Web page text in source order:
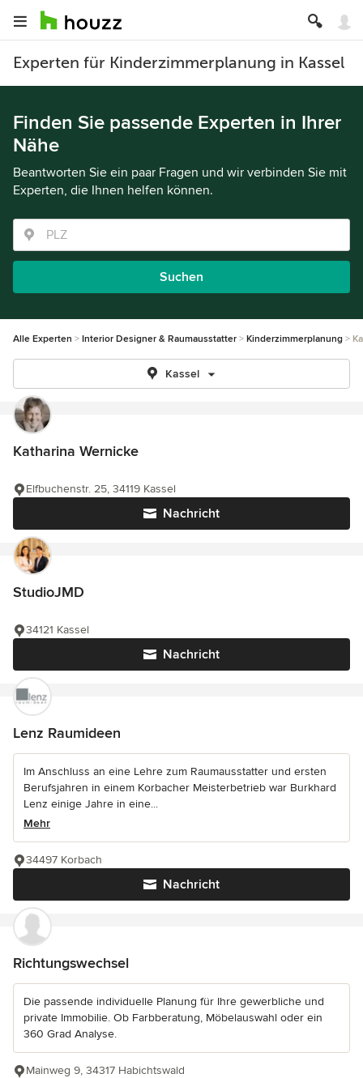
Experten für Kinderzimmerplanung in Kassel
Finden Sie passende Experten in Ihrer
Nähe
Beantworten Sie ein paar Fragen und wir verbinden Sie mit
Experten, die Ihnen helfen können.
Suchen
Alle Experten Interior Designer & Raumausstatter Kinderzimmerplanung
Kassel
Katharina Wernicke
Nachricht
Elfbuchenstr. 25, 34119 Kassel
StudioJMD
Nachricht
34121 Kassel
Lenz Raumideen
Im Anschluss an eine Lehre zum Raumausstatter und ersten
Berufsjahren in einem Korbacher Meisterbetrieb war Burkhard
Lenz einige Jahre in eine...
Mehr
Nachricht
34497 Korbach
Richtungswechsel
Die passende individuelle Planung für Ihre gewerbliche und
private Immobilie. Ob Farbberatung, Möbelauswahl oder ein
360 Grad Analyse.
Mainweg 9, 34317 Habichtswald